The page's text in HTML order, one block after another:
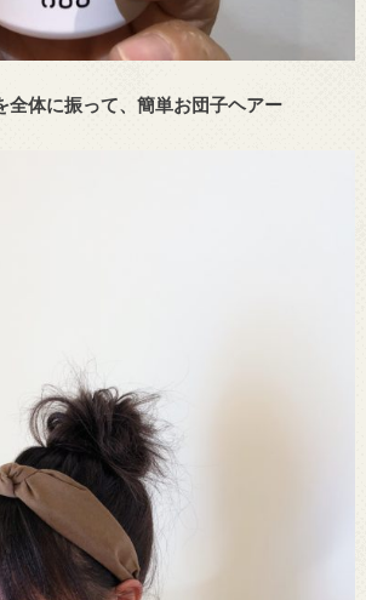
全体に振って、簡単お団子ヘアー